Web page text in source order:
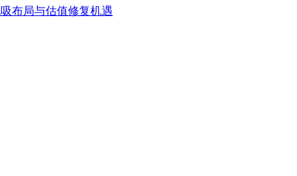
布局与估值修复机遇